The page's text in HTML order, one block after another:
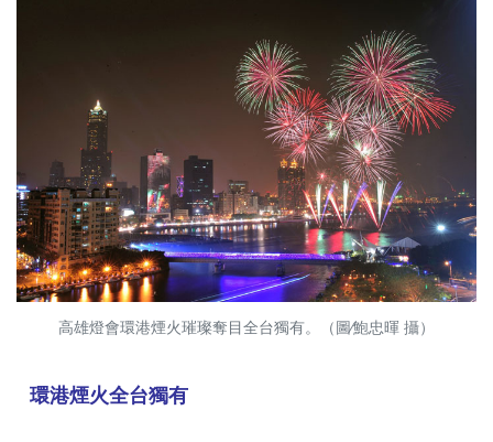
高雄燈會環港煙火璀璨奪目全台獨有。（圖∕鮑忠暉 攝）
環港煙火全台獨有